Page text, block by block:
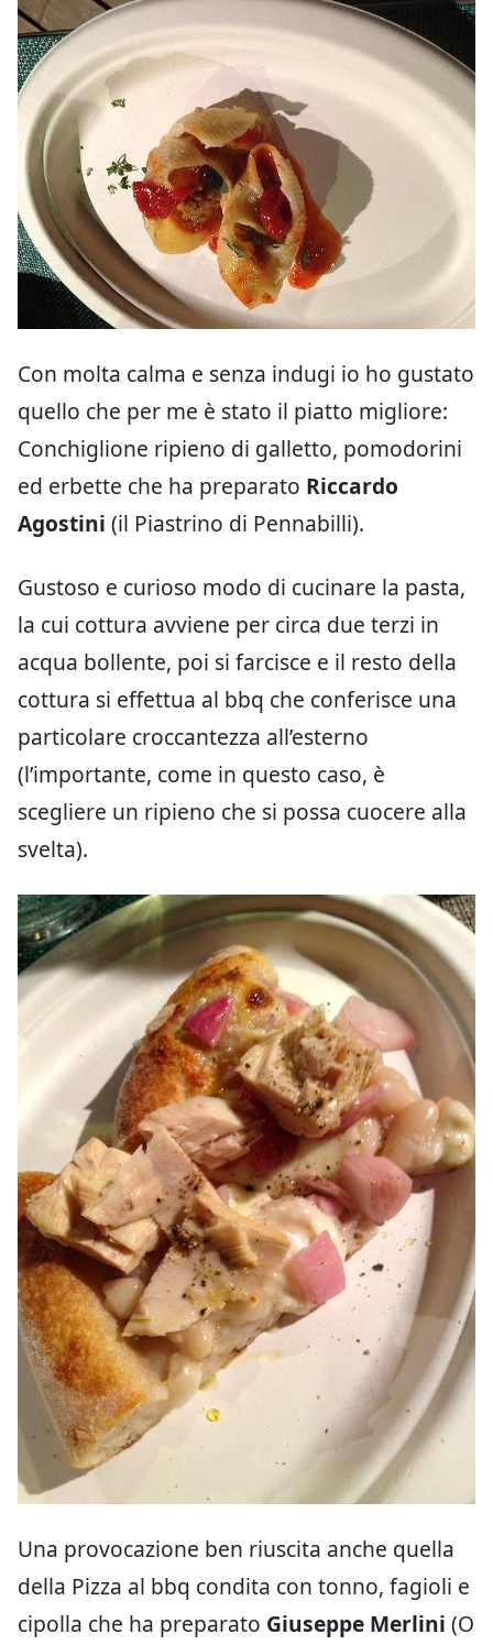
Con molta calma e senza indugi io ho gustato
quello che per me è stato il piatto migliore:
Conchiglione ripieno di galletto, pomodorini
ed erbette che ha preparato Riccardo
Agostini (il Piastrino di Pennabilli).
Gustoso e curioso modo di cucinare la pasta,
la cui cottura avviene per circa due terzi in
acqua bollente, poi si farcisce e il resto della
cottura si effettua al bbq che conferisce una
particolare croccantezza all’esterno
(l’importante, come in questo caso, è
scegliere un ripieno che si possa cuocere alla
svelta).
Una provocazione ben riuscita anche quella
della Pizza al bbq condita con tonno, fagioli e
cipolla che ha preparato Giuseppe Merlini (O